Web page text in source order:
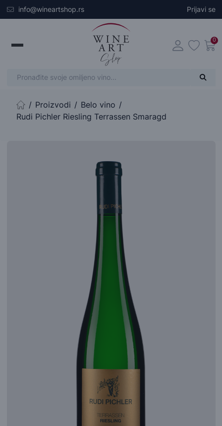
Skip to main content
info@wineartshop.rs Prijavi se
0
Početna stranica
Proizvodi
Belo vino
Rudi Pichler Riesling Terrassen Smaragd